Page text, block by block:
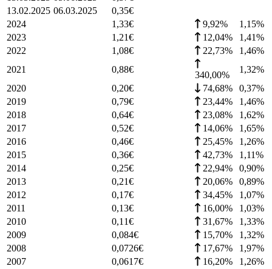
13.02.2025 06.03.2025 0,35€
2024
1,33€ 9,92% 1,15%
2023
1,21€ 12,04% 1,41%
2022
1,08€ 22,73% 1,46%
2021
0,88€
340,00%
1,32%
2020
0,20€ 74,68% 0,37%
2019
0,79€ 23,44% 1,46%
2018
0,64€ 23,08% 1,62%
2017
0,52€ 14,06% 1,65%
2016
0,46€ 25,45% 1,26%
2015
0,36€ 42,73% 1,11%
2014
0,25€ 22,94% 0,90%
2013
0,21€ 20,06% 0,89%
2012
0,17€ 34,45% 1,07%
2011
0,13€ 16,00% 1,03%
2010
0,11€ 31,67% 1,33%
2009
0,084€ 15,70% 1,32%
2008
0,0726€ 17,67% 1,97%
2007
0,0617€ 16,20% 1,26%